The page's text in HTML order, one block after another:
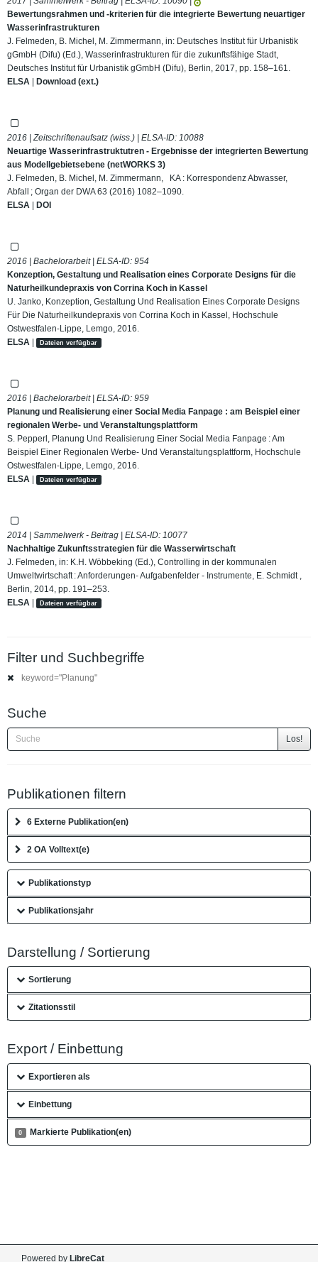
Bewertungsrahmen und -kriterien für die integrierte Bewertung neuartiger
Wasserinfrastrukturen
J. Felmeden, B. Michel, M. Zimmermann, in: Deutsches Institut für Urbanistik
gGmbH (Difu) (Ed.), Wasserinfrastrukturen für die zukunftsfähige Stadt,
Deutsches Institut für Urbanistik gGmbH (Difu), Berlin, 2017, pp. 158–161.
ELSA | Download (ext.)
2016 | Zeitschriftenaufsatz (wiss.) | ELSA-ID: 10088
Neuartige Wasserinfrastruktutren - Ergebnisse der integrierten Bewertung
aus Modellgebietsebene (netWORKS 3)
J. Felmeden, B. Michel, M. Zimmermann, KA : Korrespondenz Abwasser,
Abfall ; Organ der DWA 63 (2016) 1082–1090.
ELSA | DOI
2016 | Bachelorarbeit | ELSA-ID: 954
Konzeption, Gestaltung und Realisation eines Corporate Designs für die
Naturheilkundepraxis von Corrina Koch in Kassel
U. Janko, Konzeption, Gestaltung Und Realisation Eines Corporate Designs
Für Die Naturheilkundepraxis von Corrina Koch in Kassel, Hochschule
Ostwestfalen-Lippe, Lemgo, 2016.
ELSA | Dateien verfügbar
2016 | Bachelorarbeit | ELSA-ID: 959
Planung und Realisierung einer Social Media Fanpage : am Beispiel einer
regionalen Werbe- und Veranstaltungsplattform
S. Pepperl, Planung Und Realisierung Einer Social Media Fanpage : Am
Beispiel Einer Regionalen Werbe- Und Veranstaltungsplattform, Hochschule
Ostwestfalen-Lippe, Lemgo, 2016.
ELSA | Dateien verfügbar
2014 | Sammelwerk - Beitrag | ELSA-ID: 10077
Nachhaltige Zukunftsstrategien für die Wasserwirtschaft
J. Felmeden, in: K.H. Wöbbeking (Ed.), Controlling in der kommunalen
Umweltwirtschaft : Anforderungen- Aufgabenfelder - Instrumente, E. Schmidt ,
Berlin, 2014, pp. 191–253.
ELSA | Dateien verfügbar
Filter und Suchbegriffe
keyword="Planung"
Suche
Los!
Publikationen filtern
6 Externe Publikation(en)
2 OA Volltext(e)
Publikationstyp
Publikationsjahr
Darstellung / Sortierung
Sortierung
Zitationsstil
Export / Einbettung
Exportieren als
Einbettung
0 Markierte Publikation(en)
Powered by LibreCat